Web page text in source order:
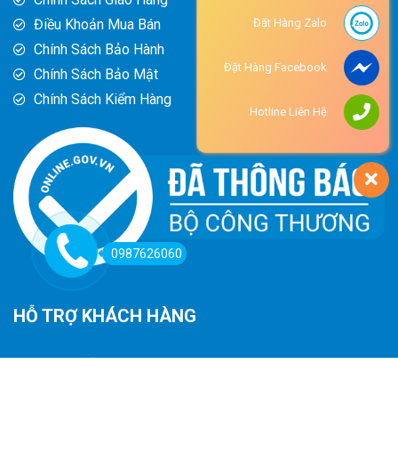
Điều Khoản Mua Bán
Chính Sách Bảo Hành
Chính Sách Bảo Mật
Chính Sách Kiểm Hàng
HỖ TRỢ KHÁCH HÀNG
0987626060
Đặt Hàng Zalo
Đặt Hàng Facebook
Hotline Liên Hệ